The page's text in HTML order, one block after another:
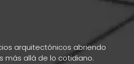
arquitectónicos abriendo
más allá de lo cotidiano.